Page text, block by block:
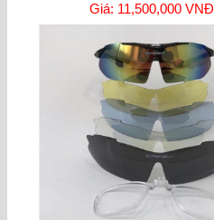
Giá: 11,500,000 VNĐ